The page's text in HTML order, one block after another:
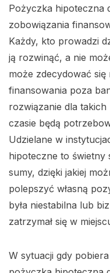
Pożyczka hipoteczna
zobowiązania
Każdy, kto prowadzi
ją rozwinąć, a nie
może zdecydować się
finansowania poza
rozwiązanie dla
czasie będą
Udzielane w
hipoteczne to świetny
sumy, dzięki jakiej
polepszyć własną
była niestabilna lub
zatrzymał się w
W sytuacji gdy